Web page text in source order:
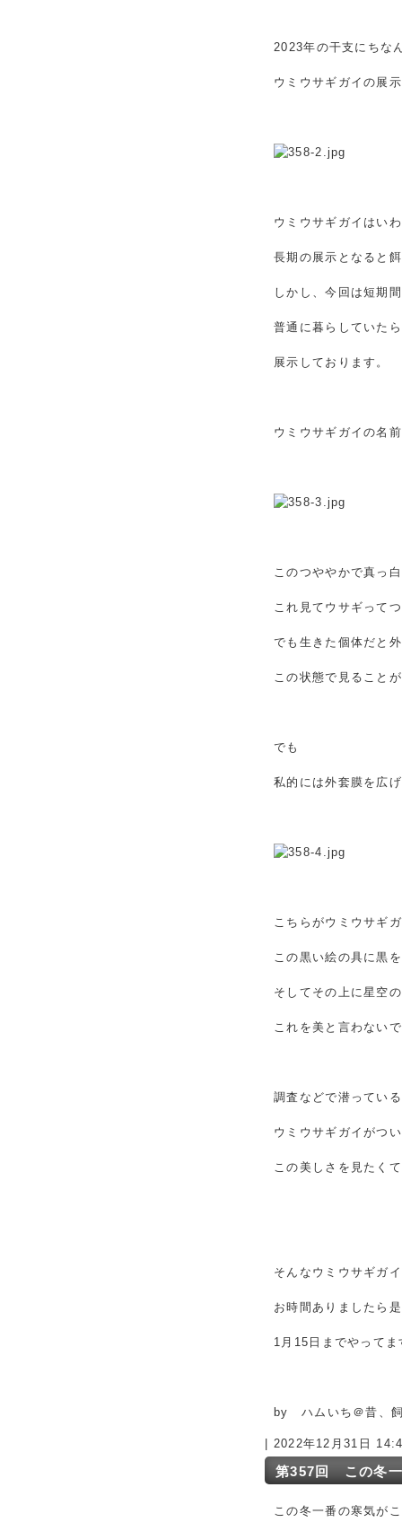
2023年の干支にちな
ウミウサギガイの展
ウミウサギガイはい
長期の展示となると
しかし、今回は短期
普通に暮らしていた
展示しております。
ウミウサギガイの名
このつややかで真っ
これ見てウサギって
でも生きた個体だと
この状態で見ること
でも
私的には外套膜を広
こちらがウミウサギ
この黒い絵の具に黒
そしてその上に星空
これを美と言わない
調査などで潜ってい
ウミウサギガイがつ
この美しさを見たく
そんなウミウサギガ
お時間ありましたら
1月15日までやってま
by ハムいち＠昔、
| 2022年12月31日
第357回 この冬
この冬一番の寒気が